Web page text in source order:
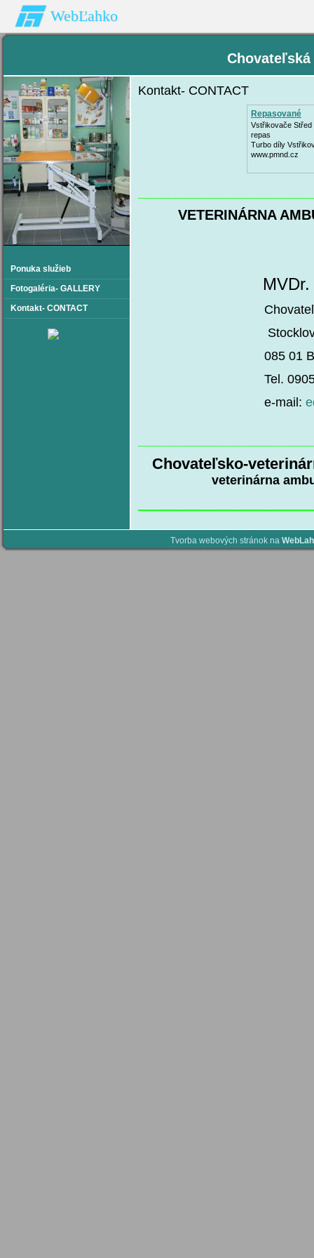
WebĽahko
Chovateľská
Ponuka služieb
Fotogaléria- GALLERY
Kontakt- CONTACT
Kontakt- CONTACT
Repasované
Vstřikovače Střed
repas
Turbo díly
www.pmnd.cz
VETERINÁRNA
Chovateľsko -
Stocklova
085 01
Tel. 0905
e-mail:
Chovateľsko-
veterinárna
Tvorba webových stránok na